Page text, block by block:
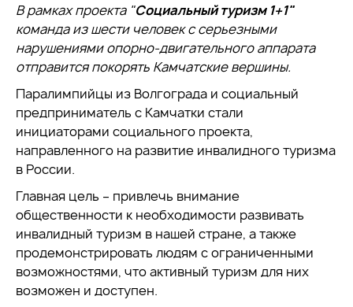
В рамках проекта "Социальный туризм 1+1"
команда из шести человек с серьезными
нарушениями опорно-двигательного аппарата
отправится покорять Камчатские вершины.
Паралимпийцы из Волгограда и социальный
предприниматель с Камчатки стали
инициаторами социального проекта,
направленного на развитие инвалидного туризма
в России.
Главная цель – привлечь внимание
общественности к необходимости развивать
инвалидный туризм в нашей стране, а также
продемонстрировать людям с ограниченными
возможностями, что активный туризм для них
возможен и доступен.